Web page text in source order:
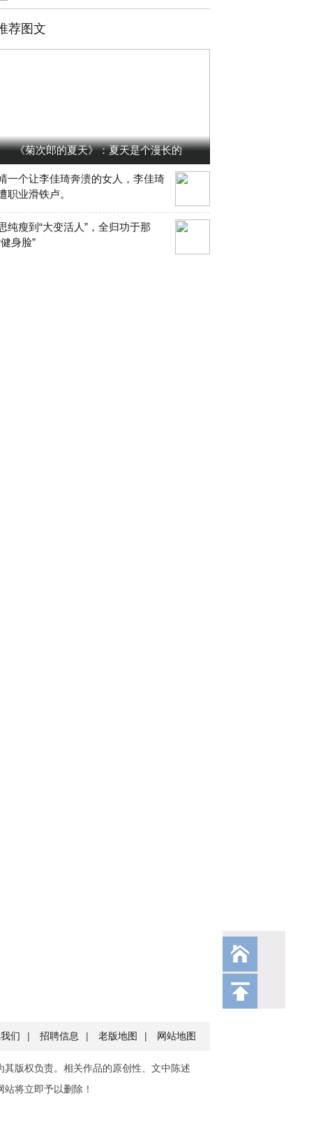
荐图文
《菊次郎的夏天》：夏天是个漫长的
一个让李佳琦奔溃的女人，李佳琦
职业滑铁卢。
纯瘦到“大变活人”，全归功于那
身脸”
们 | 招聘信息 | 老版地图 | 网站地图
版权负责。相关作品的原创性、文中陈述
将立即予以删除！